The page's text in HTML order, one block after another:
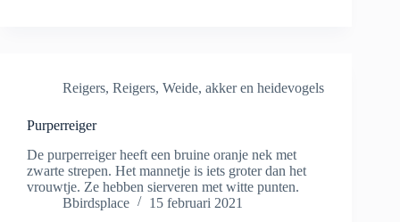
Reigers, Reigers, Weide, akker en heidevogels
Purperreiger
De purperreiger heeft een bruine oranje nek met
zwarte strepen. Het mannetje is iets groter dan het
vrouwtje. Ze hebben sierveren met witte punten.
Bbirdsplace
15 februari 2021